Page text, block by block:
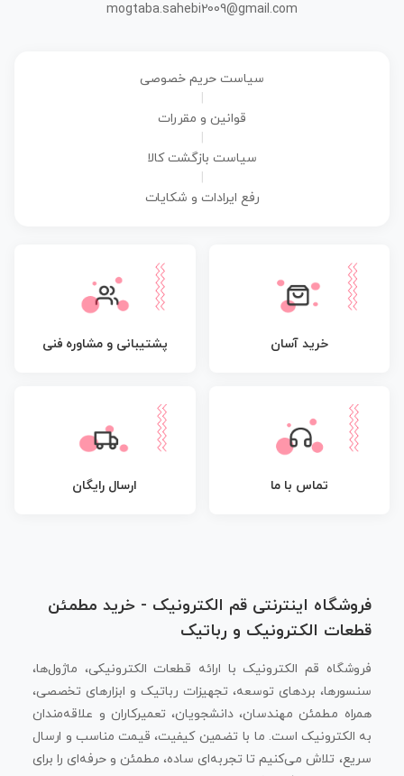
mogtaba.sahebi2009@gmail.com
سیاست حریم خصوصی
قوانین و مقررات
سیاست بازگشت کالا
رفع ایرادات و شکایات
خرید آسان پشتیبانی و مشاوره فنی
تماس با ما ارسال رایگان
فروشگاه اینترنتی قم الکترونیک - خرید مطمئن
قطعات الکترونیک و رباتیک
فروشگاه قم الکترونیک با ارائه قطعات الکترونیکی، ماژول‌ها،
سنسورها، بردهای توسعه، تجهیزات رباتیک و ابزارهای تخصصی،
همراه مطمئن مهندسان، دانشجویان، تعمیرکاران و علاقه‌مندان
به الکترونیک است. ما با تضمین کیفیت، قیمت مناسب و ارسال
سریع، تلاش می‌کنیم تا تجربه‌ای ساده، مطمئن و حرفه‌ای را برای